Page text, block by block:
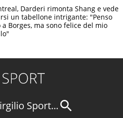
Darderi rimonta Shang e vede
un tabellone intrigante: "Penso
a Borges, ma sono felice del mio
Sport...